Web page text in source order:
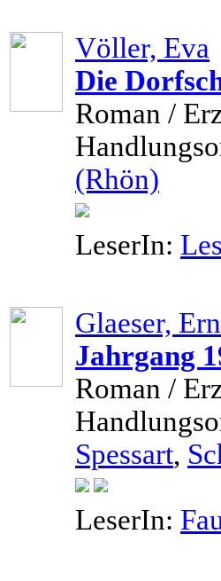
Völler, Eva
Die
Roman /
(Rhön)
LeserIn:
Glaeser,
Jahrgang
Roman /
Spessart,
LeserIn: